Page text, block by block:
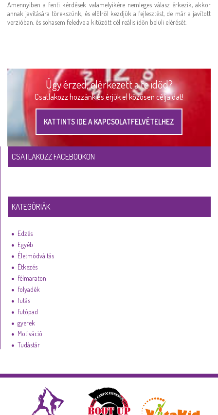
Amennyiben a fenti kérdések valamelyikére nemleges válasz érkezik, akkor
annak javítására törekszünk, és elölről kezdjük a fejlesztést, de már a javított
verzióban, és sohasem feledve a kitűzött cél reális időn belüli elérését.
Úgy érzed, elérkezett a te időd?
Csatlakozz hozzánk és érjük el közösen céljaidat!
KATTINTS IDE A KAPCSOLATFELVÉTELHEZ
CSATLAKOZZ FACEBOOKON
KATEGÓRIÁK
Edzés
Egyéb
Életmódváltás
Étkezés
félmaraton
folyadék
futás
futópad
gyerek
Motiváció
Tudástár